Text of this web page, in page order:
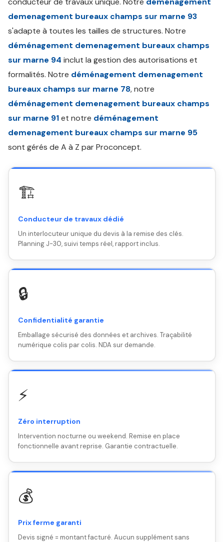
demenagement bureaux champs sur marne 93
s'adapte à toutes les tailles de structures. Notre
déménagement demenagement bureaux champs
sur marne 94 inclut la gestion des autorisations et
formalités. Notre déménagement demenagement
bureaux champs sur marne 78, notre
déménagement demenagement bureaux champs
sur marne 91et notre déménagement
demenagement bureaux champs sur marne 95
sont gérés de A à Z par Proconcept.
🏗️
Conducteur de travaux dédié
Un interlocuteur unique du devis à la remise des clés.
Planning J-30, suivi temps réel, rapport inclus.
🔒
Confidentialité garantie
Emballage sécurisé des données et archives. Traçabilité
numérique colis par colis. NDA sur demande.
⚡
Zéro interruption
Intervention nocturne ou weekend. Remise en place
fonctionnelle avant reprise. Garantie contractuelle.
💰
Prix ferme garanti
Devis signé = montant facturé. Aucun supplément sans